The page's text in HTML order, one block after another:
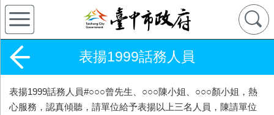
表揚1999話務人員
表揚1999話務人員#○○○曾先生、○○○陳小姐、○○○顏小姐，熱
心服務，認真傾聽，請單位給予表揚以上三名人員，陳請單位